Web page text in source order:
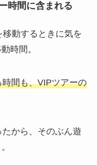
時間に含まれる
動するときに気を
時間。
間も、VIPツアーの
から、そのぶん遊